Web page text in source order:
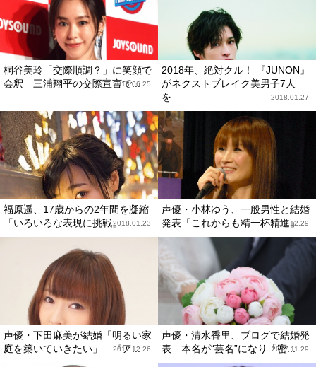
桐谷美玲「交際順調？」に笑顔で
会釈 三浦翔平の交際宣言で...
2018.06.25
2018年、絶対クル！ 『JUNON』
がネクストブレイク美男子7人
を...
2018.01.27
福原遥、17歳からの2年間を凝縮
「いろいろな表現に挑戦」2018.01.23
声優・小林ゆう、一般男性と結婚
発表「これからも精一杯精進」
2017.12.29
声優・下田麻美が結婚「明るい家
庭を築いていきたい」 『ア...
2017.12.26
声優・清水香里、ブログで結婚発
表 本名が“芸名”になり「密...
2017.11.29